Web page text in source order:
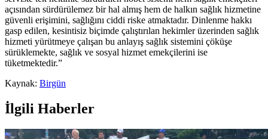
açısından sürdürülemez bir hal almış hem de halkın sağlık hizmetine
güvenli erişimini, sağlığını ciddi riske atmaktadır. Dinlenme hakkı
gasp edilen, kesintisiz biçimde çalıştırılan hekimler üzerinden sağlık
hizmeti yürütmeye çalışan bu anlayış sağlık sistemini çöküşe
sürüklemekte, sağlık ve sosyal hizmet emekçilerini ise
tüketmektedir.”
Kaynak: Birgün
İlgili Haberler